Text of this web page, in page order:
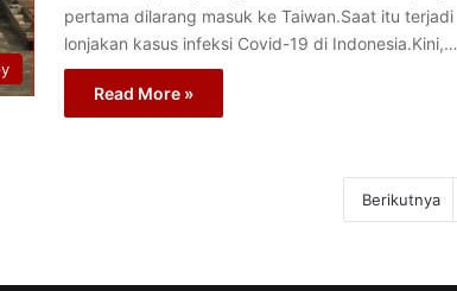
pertama dilarang masuk ke Taiwan.Saat itu terjadi
lonjakan kasus infeksi Covid-19 di Indonesia.Kini,…
Read More »
Berikutnya